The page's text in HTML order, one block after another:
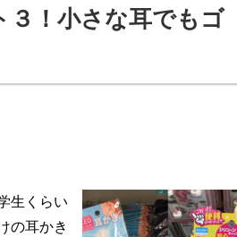
３！小さな耳でもゴ
生くらい
の耳かき